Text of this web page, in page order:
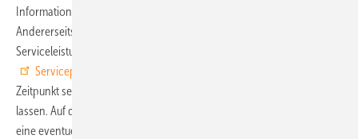
Informationen vorher die Zustimmung des Kunden einholen.
Andererseits kann der Stromkunde von zusätzlichen
Serviceleistungen profitieren. So hat Netz Oberösterreich ein
Serviceportal
Zeitpunkt seine Verbrauchsdaten einsehen und grafisch aufbereiten
lassen. Auf diese Weise könnte in Zukunft das Verbrauchsverhalten an
eine eventuell installierte solare Eigenverbrauchsanlage angepasst